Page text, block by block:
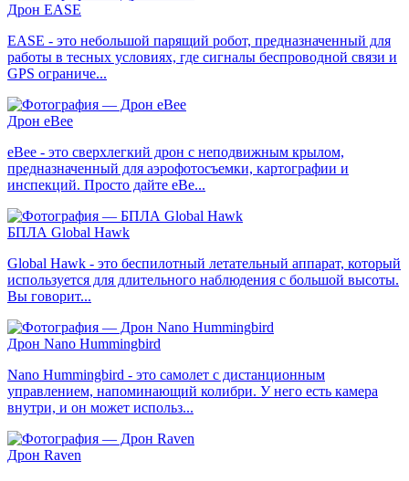
Дрон EASE
EASE - это небольшой парящий робот, предназначенный для
работы в тесных условиях, где сигналы беспроводной связи и
GPS ограниче...
Дрон eBee
eBee - это сверхлегкий дрон с неподвижным крылом,
предназначенный для аэрофотосъемки, картографии и
инспекций. Просто дайте eBe...
БПЛА Global Hawk
Global Hawk - это беспилотный летательный аппарат, который
используется для длительного наблюдения с большой высоты.
Вы говорит...
Дрон Nano Hummingbird
Nano Hummingbird - это самолет с дистанционным
управлением, напоминающий колибри. У него есть камера
внутри, и он может использ...
Дрон Raven